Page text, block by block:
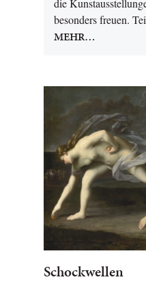
besonders freuen.
MEHR…
Schockwellen